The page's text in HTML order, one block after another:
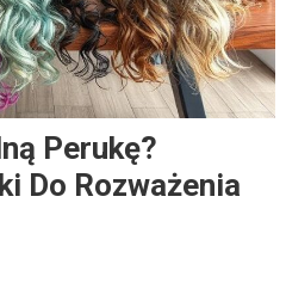
Perukę?
Do Rozważenia